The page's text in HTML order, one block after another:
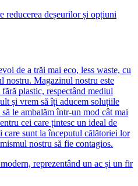
de a trăi mai eco, less waste, cu
nostru. Magazinul nostru este
plastic, respectând mediul
și vrem să îți aducem soluțiile
le ambalăm într-un mod cât mai
cei care țintesc un ideal de
care sunt la începutul călătoriei lor
nostru să fie contagios.